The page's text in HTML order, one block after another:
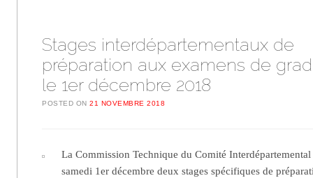
Stages interdépartementaux de
préparation aux examens de
le 1er décembre 2018
POSTED ON21 NOVEMBRE 2018
La Commission Technique du Comité
samedi 1er décembre deux stages spécifiques de